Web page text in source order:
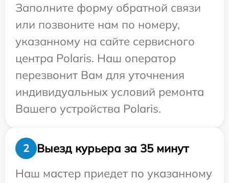
Заполните форму обратной связи
или позвоните нам по номеру,
указанному на сайте сервисного
центра Polaris. Наш оператор
перезвонит Вам для уточнения
индивидуальных условий ремонта
Вашего устройства Polaris.
2
Выезд курьера за 35 минут
Наш мастер приедет по указанному